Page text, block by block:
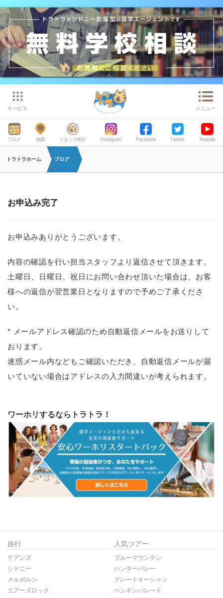
サービス メニュー
ブログ 地図 スタッフ紹介 Instagram Facebook Twitter Youtube
トラトラホーム ブログ
お申込み完了
お申込みありがとうございます。
内容の確認を行い担当スタッフより返信させて頂きます。
土曜日、日曜日、祝日にお問い合わせ頂いた場合は、お客
様への返信が翌営業日となりますので予めご了承くださ
い。
* メールアドレス確認のため自動返信メールをお送りして
おります。
迷惑メール内などもご確認いただき、自動返信メールが届
いていない場合はアドレスの入力間違いが考えられます。
ワーホリするならトラトラ！
旅行
ケアンズ
シドニー
メルボルン
エアーズロック
人気ツアー
ブルーマウンテン
ハンターバレー
グレートオーシャン
ペンギンパレード